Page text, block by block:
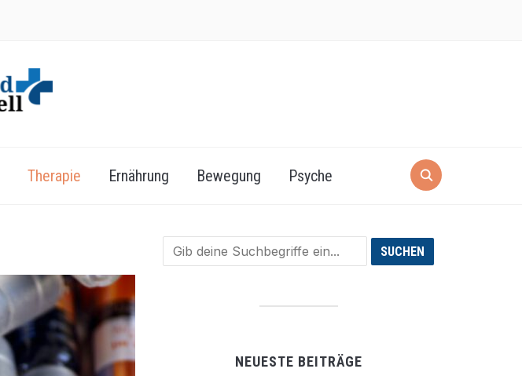
Therapie Ernährung Bewegung Psyche
NEUESTE BEITRÄGE